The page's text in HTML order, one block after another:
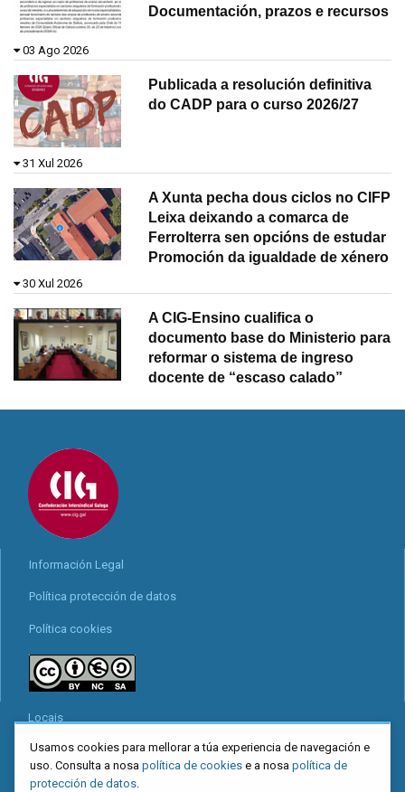
Documentación, prazos e recursos
03 Ago 2026
Publicada a resolución definitiva
do CADP para o curso 2026/27
31 Xul 2026
A Xunta pecha dous ciclos no CIFP
Leixa deixando a comarca de
Ferrolterra sen opcións de estudar
Promoción da igualdade de xénero
30 Xul 2026
A CIG-Ensino cualifica o
documento base do Ministerio para
reformar o sistema de ingreso
docente de “escaso calado”
Información Legal
Política protección de datos
Política cookies
Locais
Mapa web
Redes sociais
Usamos cookies para mellorar a túa experiencia de navegación e
uso. Consulta a nosa política de cookies e a nosa política de
protección de datos